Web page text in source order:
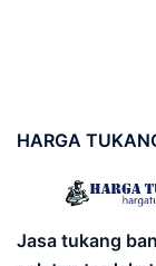
HARGA
Jasa tukang